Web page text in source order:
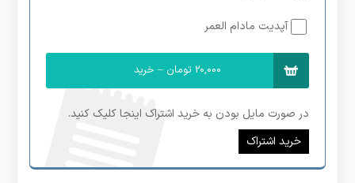
آپدیت مادام العمر
20,000 تومان – خرید
در صورت مایل بودن به خرید اشتراک اینجا کلیک کنید.
خرید اشتراک